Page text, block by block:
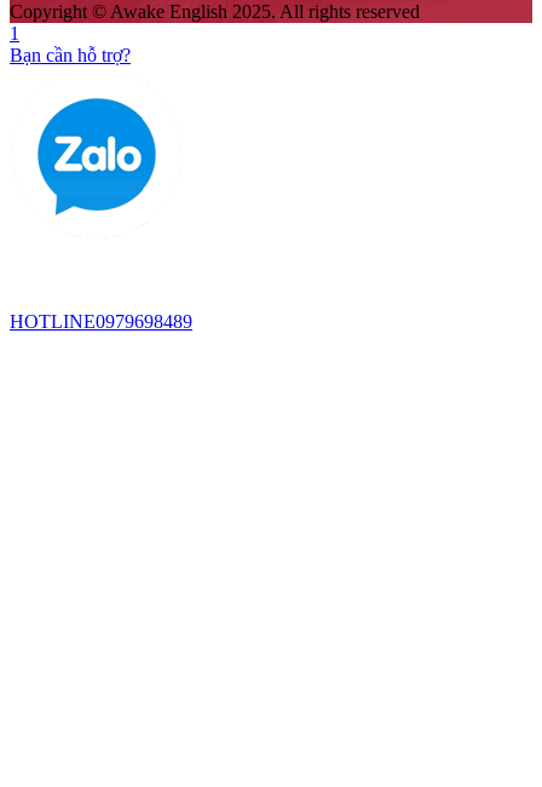
Copyright © Awake English 2025. All rights reserved
1
Bạn cần hỗ trợ?
HOTLINE0979698489